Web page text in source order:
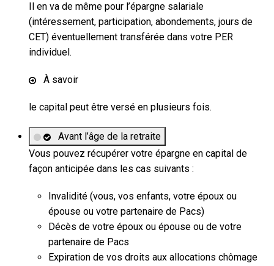
Il en va de même pour l’épargne salariale
(intéressement, participation, abondements, jours de
CET) éventuellement transférée dans votre PER
individuel.
À savoir
le capital peut être versé en plusieurs fois.
Avant l’âge de la retraite
Vous pouvez récupérer votre épargne en capital de
façon anticipée dans les cas suivants :
Invalidité (vous, vos enfants, votre époux ou
épouse ou votre partenaire de Pacs)
Décès de votre époux ou épouse ou de votre
partenaire de Pacs
Expiration de vos droits aux allocations chômage